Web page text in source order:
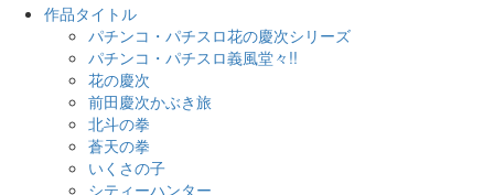
作品タイトル
パチンコ・パチスロ花の慶次シリーズ
パチンコ・パチスロ義風堂々!!
花の慶次
前田慶次かぶき旅
北斗の拳
蒼天の拳
いくさの子
シティーハンター